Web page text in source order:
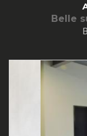
Belle